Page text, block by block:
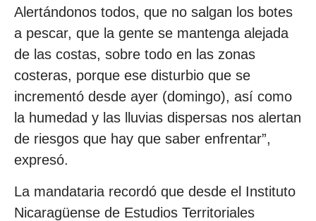
Alertándonos todos, que no salgan los botes
a pescar, que la gente se mantenga alejada
de las costas, sobre todo en las zonas
costeras, porque ese disturbio que se
incrementó desde ayer (domingo), así como
la humedad y las lluvias dispersas nos alertan
de riesgos que hay que saber enfrentar”,
expresó.
La mandataria recordó que desde el Instituto
Nicaragüense de Estudios Territoriales